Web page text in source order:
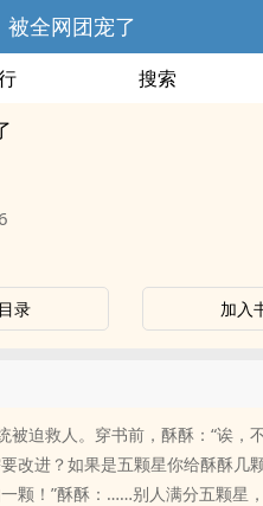
全网团宠了
搜索
录 加入
迫救人。穿书前，酥酥：“诶，
改进？如果是五颗星你给酥酥几
颗！”酥酥：……别人满分五颗星